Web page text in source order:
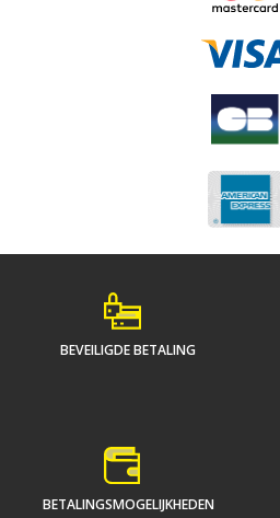
BEVEILIGDE BETALING
BETALINGSMOGELIJKHEDEN